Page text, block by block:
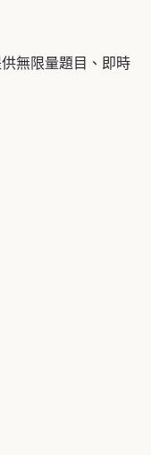
無限量題目、即時